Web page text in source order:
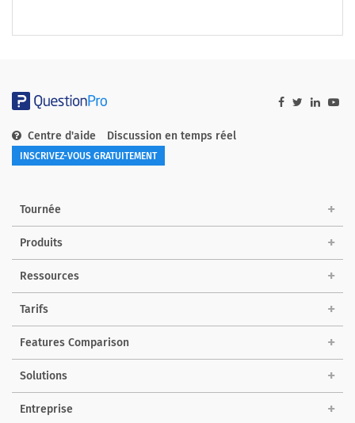
Centre d'aide Discussion en temps réel
INSCRIVEZ-VOUS GRATUITEMENT
Tournée
Produits
Ressources
Tarifs
Features Comparison
Solutions
Entreprise